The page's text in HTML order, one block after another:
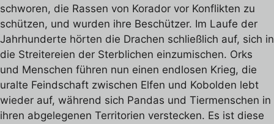
schworen, die Rassen von Korador vor Konflikten zu
schützen, und wurden ihre Beschützer. Im Laufe der
Jahrhunderte hörten die Drachen schließlich auf, sich in
die Streitereien der Sterblichen einzumischen. Orks
und Menschen führen nun einen endlosen Krieg, die
uralte Feindschaft zwischen Elfen und Kobolden lebt
wieder auf, während sich Pandas und Tiermenschen in
ihren abgelegenen Territorien verstecken. Es ist diese